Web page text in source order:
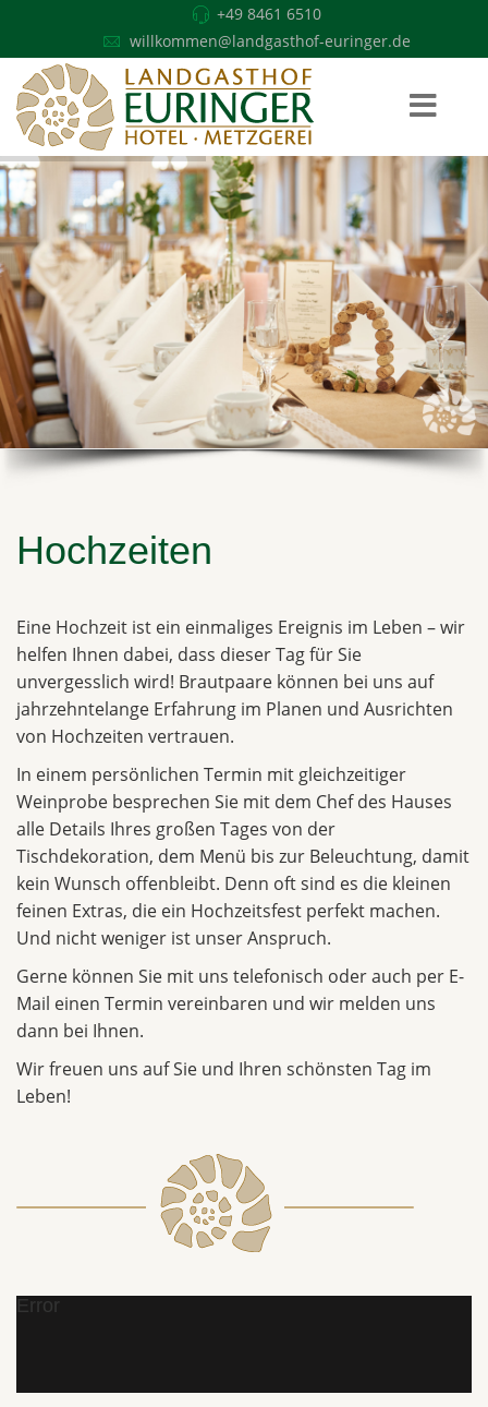
+49 8461 6510
willkommen@landgasthof-euringer.de
Hochzeiten
Eine Hochzeit ist ein einmaliges Ereignis im Leben – wir
helfen Ihnen dabei, dass dieser Tag für Sie
unvergesslich wird! Brautpaare können bei uns auf
jahrzehntelange Erfahrung im Planen und Ausrichten
von Hochzeiten vertrauen.
In einem persönlichen Termin mit gleichzeitiger
Weinprobe besprechen Sie mit dem Chef des Hauses
alle Details Ihres großen Tages von der
Tischdekoration, dem Menü bis zur Beleuchtung, damit
kein Wunsch offenbleibt. Denn oft sind es die kleinen
feinen Extras, die ein Hochzeitsfest perfekt machen.
Und nicht weniger ist unser Anspruch.
Gerne können Sie mit uns telefonisch oder auch per E-
Mail einen Termin vereinbaren und wir melden uns
dann bei Ihnen.
Wir freuen uns auf Sie und Ihren schönsten Tag im
Leben!
Error